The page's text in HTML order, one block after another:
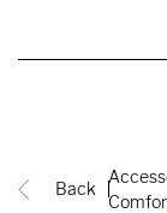
Back